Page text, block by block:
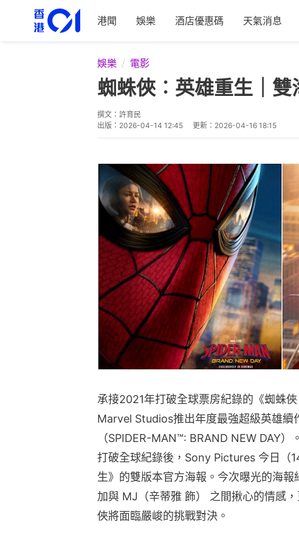
港聞 娛樂 酒店優惠碼 天氣消息
娛樂 電影
蜘蛛俠︰英雄重生｜
撰文： 許育民
出版： 2026-04-14 12:45 更新： 2026-04-16 18:15
承接2021年打破全球票房紀錄的《蜘蛛
Marvel Studios推出年度最強超級英雄續
（SPIDER-MAN™: BRAND NEW DAY
打破全球紀錄後，Sony Pictures 今日（
生》的雙版本官方海報。今次曝光的海
加與 MJ（辛蒂雅 飾） 之間揪心的情感
俠將面臨嚴峻的挑戰對決。